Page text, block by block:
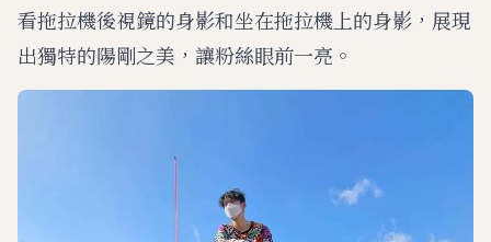
看拖拉機後視鏡的身影和坐在拖拉機上的身影，展現
出獨特的陽剛之美，讓粉絲眼前一亮。